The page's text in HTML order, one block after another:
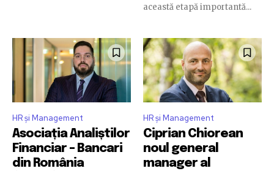
această etapă importantă...
HR și Management
Asociația Analiștilor
Financiar – Bancari
din România
HR și Management
Ciprian Chiorean
noul general
manager al